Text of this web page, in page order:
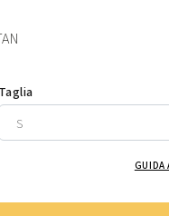
Taglia
GUIDA